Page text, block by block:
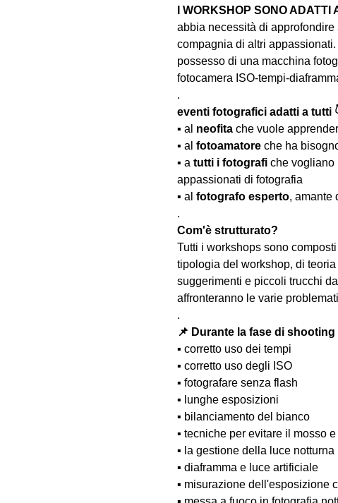
I WORKSHOP SONO ADATTI
abbia necessità di
compagnia di altri
possesso di una macchina
fotocamera ISO-tempi-
.
eventi fotografici adatti a tutti
▪️ al neofita che vuole
▪️ al fotoamatore che ha
▪️ a tutti i fotografi che vogliano
appassionati di fotografia
▪️ al fotografo esperto, amante
.
Com'è strutturato?
Tutti i workshops sono
tipologia del workshop, di
suggerimenti e piccoli trucchi
affronteranno le varie
.
📌 Durante la fase di
▪️ corretto uso dei tempi
▪️ corretto uso degli ISO
▪️ fotografare senza flash
▪️ lunghe esposizioni
▪️ bilanciamento del bianco
▪️ tecniche per evitare il mosso
▪️ la gestione della luce
▪️ diaframma e luce artificiale
▪️ misurazione dell'esposizione